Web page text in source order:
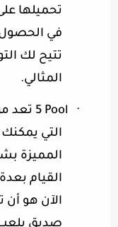
تحميلها
في الحصول
تتيح لك
المثالي.
·
5 Pool تعد
التي يمكنك
المميزة
القيام
الآن هو أن